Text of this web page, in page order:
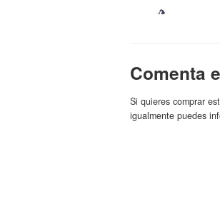
Comenta
Si quieres comprar
igualmente puedes